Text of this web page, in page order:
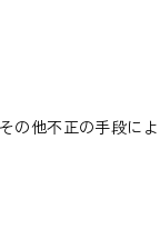
の他不正の手段によ